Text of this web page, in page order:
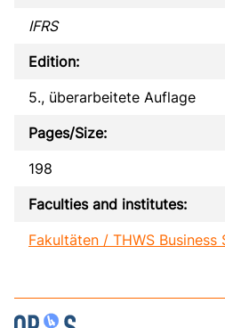
IFRS
Edition:
5., überarbeitete Auflage
Pages/Size:
198
Faculties and institutes:
Fakultäten / THWS Business